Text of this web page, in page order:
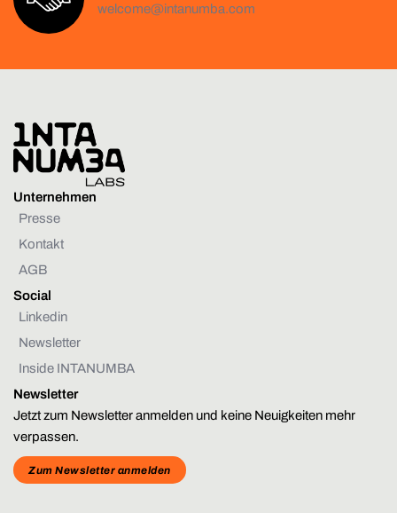
welcome@intanumba.com
Unternehmen
Presse
Kontakt
AGB
Social
Linkedin
Newsletter
Inside INTANUMBA
Newsletter
Jetzt zum Newsletter anmelden und keine Neuigkeiten mehr
verpassen.
Zum Newsletter anmelden